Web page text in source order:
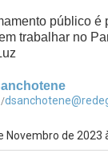
público é
trabalhar no
/
Novembro de 2023